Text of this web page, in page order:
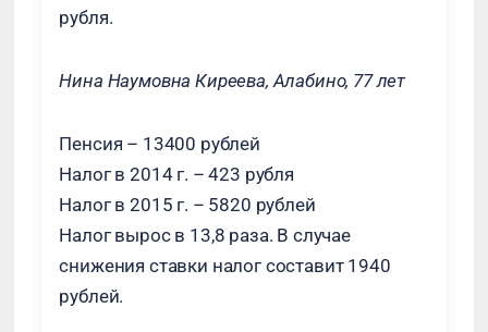
рубля.
Нина Наумовна Киреева, Алабино, 77 лет
Пенсия – 13400 рублей
Налог в 2014 г. – 423 рубля
Налог в 2015 г. – 5820 рублей
Налог вырос в 13,8 раза. В случае
снижения ставки налог составит 1940
рублей.